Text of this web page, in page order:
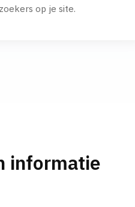
op je site.
informatie